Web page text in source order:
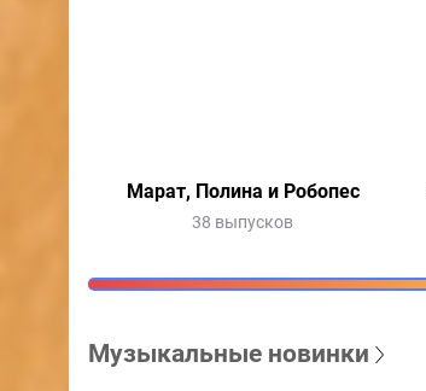
Марат, Полина и Робопес
38 выпусков
Музыкальные новинки